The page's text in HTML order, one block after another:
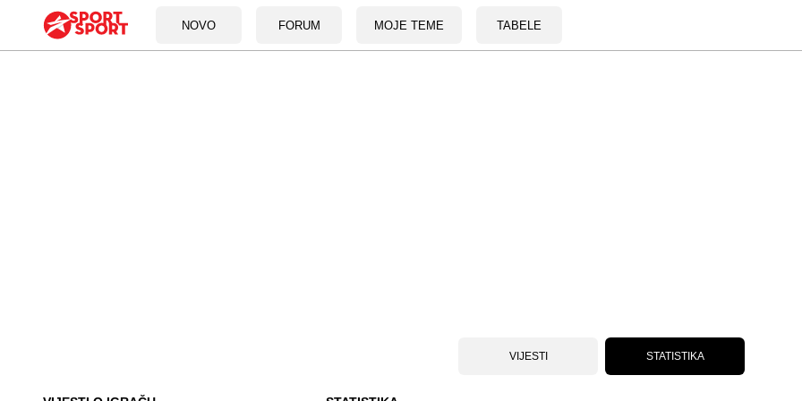
NOVO FORUM MOJE TEME TABELE
VIJESTI STATISTIKA